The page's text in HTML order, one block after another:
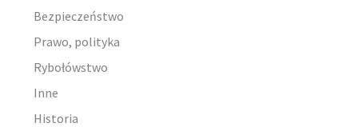
Bezpieczeństwo
Prawo, polityka
Rybołówstwo
Inne
Historia